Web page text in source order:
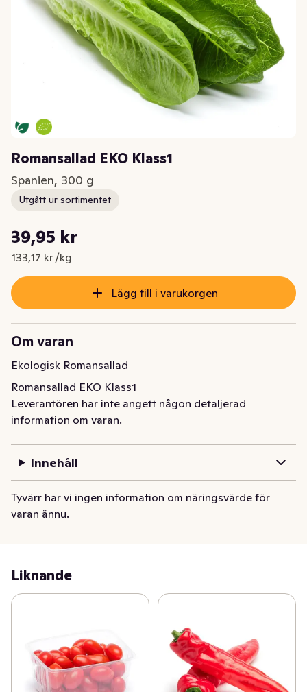
Romansallad EKO Klass1
Spanien, 300 g
Utgått ur sortimentet
Nuvarande pris är: 39,95 kr
39,95 kr
133,17 kr /kg
Styckpris: 133,17 kr /kg
Lägg till i varukorgen
Om varan
Ekologisk Romansallad
Romansallad EKO Klass1
Leverantören har inte angett någon detaljerad
information om varan.
Innehåll
Tyvärr har vi ingen information om näringsvärde för
varan ännu.
Liknande